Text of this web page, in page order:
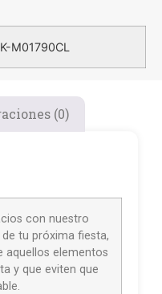
M01790CL
(0)
con nuestro
tu próxima fiesta,
aquellos elementos
y que eviten que